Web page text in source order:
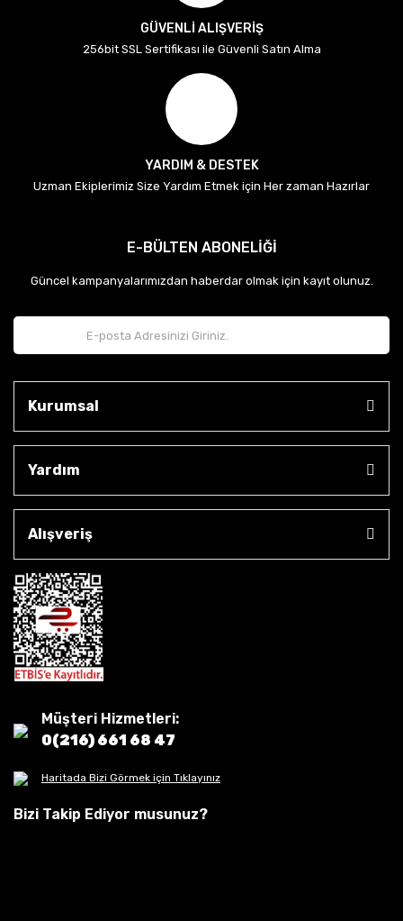
GÜVENLİ ALIŞVERİŞ
256bit SSL Sertifikası ile Güvenli Satın Alma
YARDIM & DESTEK
Uzman Ekiplerimiz Size Yardım Etmek için Her zaman Hazırlar
E-BÜLTEN ABONELİĞİ
Güncel kampanyalarımızdan haberdar olmak için kayıt olunuz.
Kurumsal
Yardım
Alışveriş
Müşteri Hizmetleri:
0(216) 661 68 47
Haritada Bizi Görmek için Tıklayınız
Bizi Takip Ediyor musunuz?